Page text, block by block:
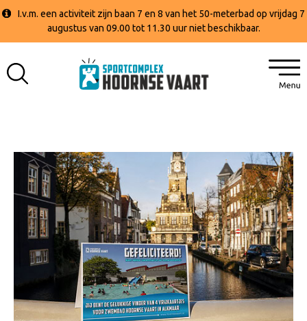
I.v.m. een activiteit zijn baan 7 en 8 van het 50-meterbad op vrijdag 7
augustus van 09.00 tot 11.30 uur niet beschikbaar.